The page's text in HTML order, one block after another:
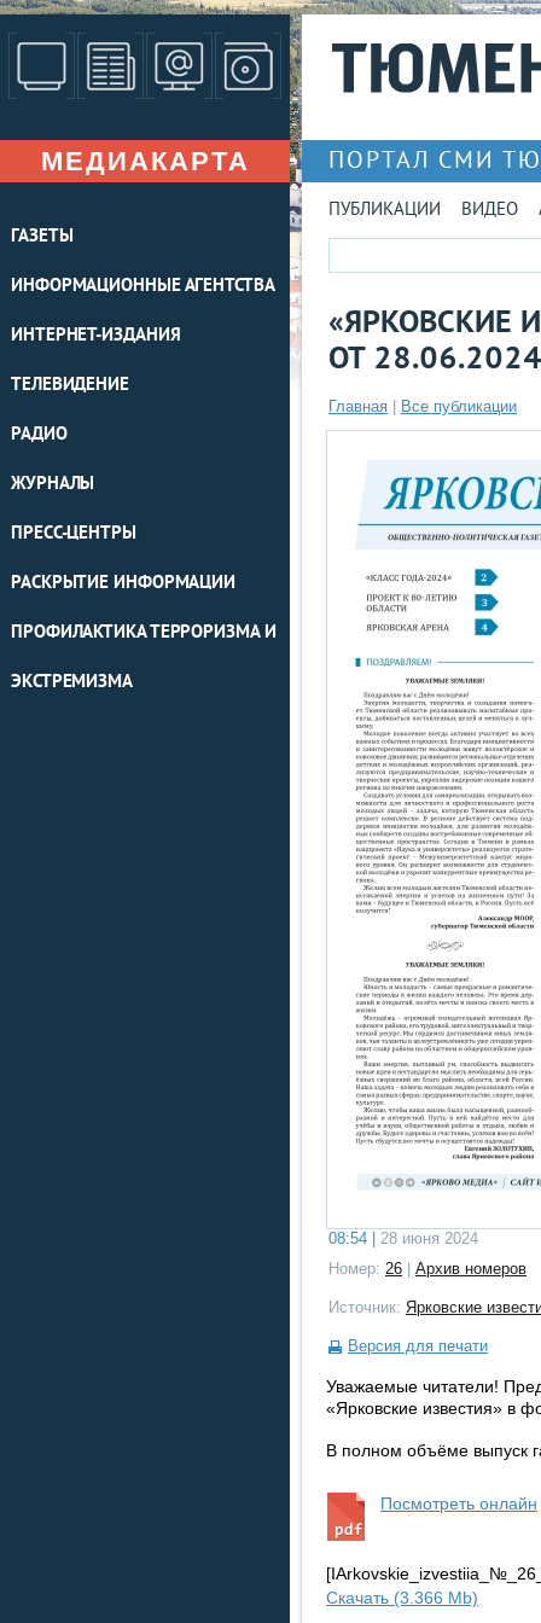
МЕДИАКАРТА
ГАЗЕТЫ
ИНФОРМАЦИОННЫЕ АГЕНТСТВА
ИНТЕРНЕТ-ИЗДАНИЯ
ТЕЛЕВИДЕНИЕ
РАДИО
ЖУРНАЛЫ
ПРЕСС-ЦЕНТРЫ
РАСКРЫТИЕ ИНФОРМАЦИИ
ПРОФИЛАКТИКА ТЕРРОРИЗМА И
ЭКСТРЕМИЗМА
ПОРТАЛ СМИ
ПУБЛИКАЦИИ ВИДЕО
«ЯРКОВСКИЕ
ОТ
Главная Все публикации
08:54 |
28 июня 2024
Номер: 26 Архив номеров
Источник: Ярковские
Версия для печати
Уважаемые читатели!
«Ярковские известия» в
В полном объёме выпуск
Посмотреть онлайн
Скачать (3.366 Mb)